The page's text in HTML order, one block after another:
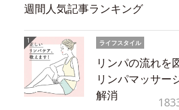
週間人気記事ランキング
ライフスタイル
リンパの流れを
リンパマッサー
解消